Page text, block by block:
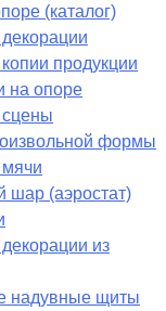
(каталог)
продукции
на опоре
формы
шар (аэростат)
из
надувные щиты